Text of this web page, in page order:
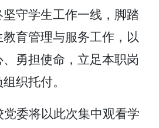
守学生工作一线，脚踏
育管理与服务工作，以
勇担使命，立足本职岗
织托付。
委将以此次集中观看学